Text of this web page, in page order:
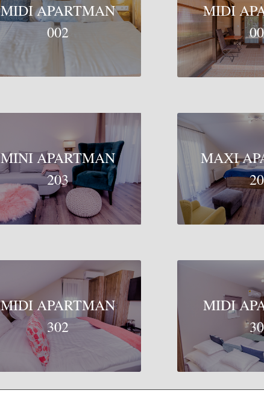
MIDI APARTMAN
002
MIDI
MINI APARTMAN
203
MAXI
MIDI APARTMAN
302
MIDI